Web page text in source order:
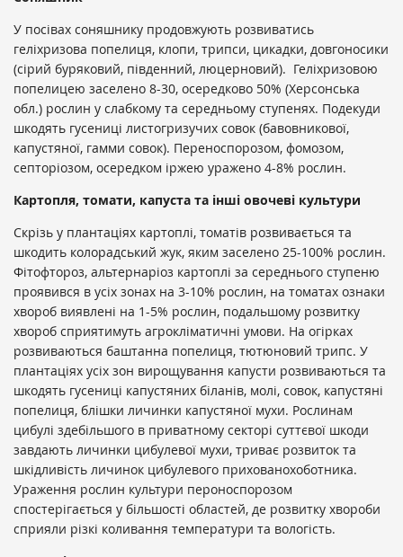
У посівах соняшнику продовжують розвиватись
геліхризова попелиця, клопи, трипси, цикадки, довгоносики
(сірий буряковий, південний, люцерновий). Геліхризовою
попелицею заселено 8-30, осередково 50% (Херсонська
обл.) рослин у слабкому та середньому ступенях. Подекуди
шкодять гусениці листогризучих совок (бавовникової,
капустяної, гамми совок). Переноспорозом, фомозом,
септоріозом, осередком іржею уражено 4-8% рослин.
Картопля, томати, капуста та інші овочеві культури
Скрізь у плантаціях картоплі, томатів розвивається та
шкодить колорадський жук, яким заселено 25-100% рослин.
Фітофтороз, альтернаріоз картоплі за середнього ступеню
проявився в усіх зонах на 3-10% рослин, на томатах ознаки
хвороб виявлені на 1-5% рослин, подальшому розвитку
хвороб сприятимуть агрокліматичні умови. На огірках
розвиваються баштанна попелиця, тютюновий трипс. У
плантаціях усіх зон вирощування капусти розвиваються та
шкодять гусениці капустяних біланів, молі, совок, капустяні
попелиця, блішки личинки капустяної мухи. Рослинам
цибулі здебільшого в приватному секторі суттєвої шкоди
завдають личинки цибулевої мухи, триває розвиток та
шкідливість личинок цибулевого прихованохоботника.
Ураження рослин культури пероноспорозом
спостерігається у більшості областей, де розвитку хвороби
сприяли різкі коливання температури та вологість.